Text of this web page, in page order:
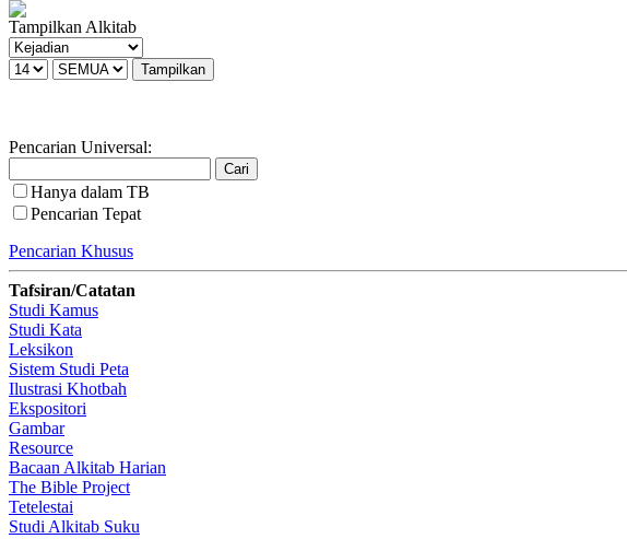
Tampilkan Alkitab
Pencarian Universal:
Hanya dalam TB
Pencarian Tepat
Pencarian Khusus
Tafsiran/Catatan
Studi Kamus
Studi Kata
Leksikon
Sistem Studi Peta
Ilustrasi Khotbah
Ekspositori
Gambar
Resource
Bacaan Alkitab Harian
The Bible Project
Tetelestai
Studi Alkitab Suku